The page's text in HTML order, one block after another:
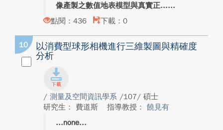
像產製之數值地表模型與真實正...
點閱：436
下載：0
10
以消費型球形相機進行三維製圖與精確度
分析
/ 測量及空間資訊學系 /107/ 碩士
研究生： 費道斯
指導教授： 饒見有
none